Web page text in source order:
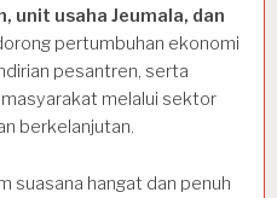
unit usaha Jeumala, dan
pertumbuhan ekonomi
pesantren, serta
melalui sektor
berkelanjutan.
suasana hangat dan penuh